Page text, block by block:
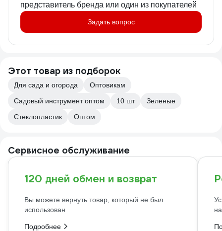
представитель бренда или один из покупателей
Задать вопрос
Этот товар из подборок
Для сада и огорода
Оптовикам
Садовый инструмент оптом
10 шт
Зеленые
Стеклопластик
Оптом
Сервисное обслуживание
120 дней обмен и возврат
Вы можете вернуть товар, который не был
использован
Подробнее